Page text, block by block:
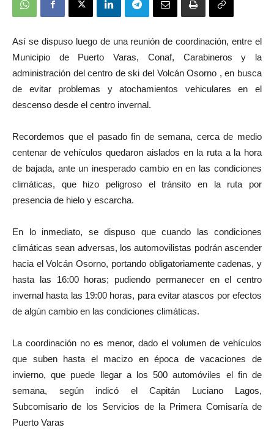
Así se dispuso luego de una reunión de coordinación, entre el
Municipio de Puerto Varas, Conaf, Carabineros y la
administración del centro de ski del Volcán Osorno , en busca
de evitar problemas y atochamientos vehiculares en el
descenso desde el centro invernal.
Recordemos que el pasado fin de semana, cerca de medio
centenar de vehículos quedaron aislados en la ruta a la hora
de bajada, ante un inesperado cambio en en las condiciones
climáticas, que hizo peligroso el tránsito en la ruta por
presencia de hielo y escarcha.
En lo inmediato, se dispuso que cuando las condiciones
climáticas sean adversas, los automovilistas podrán ascender
hacia el Volcán Osorno, portando obligatoriamente cadenas, y
hasta las 16:00 horas; pudiendo permanecer en el centro
invernal hasta las 19:00 horas, para evitar atascos por efectos
de algún cambio en las condiciones climáticas.
La coordinación no es menor, dado el volumen de vehículos
que suben hasta el macizo en época de vacaciones de
invierno, que puede llegar a los 500 automóviles el fin de
semana, según indicó el Capitán Luciano Lagos,
Subcomisario de los Servicios de la Primera Comisaría de
Puerto Varas